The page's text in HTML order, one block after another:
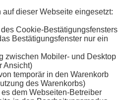
dieser Webseite eingesetzt:
Cookie-Bestätigungsfensters
Bestätigungsfenster nur ein
zwischen Mobiler- und Desktop
Ansicht)
temporär in den Warenkorb
des Warenkorbs)
dem Webseiten-Betreiber